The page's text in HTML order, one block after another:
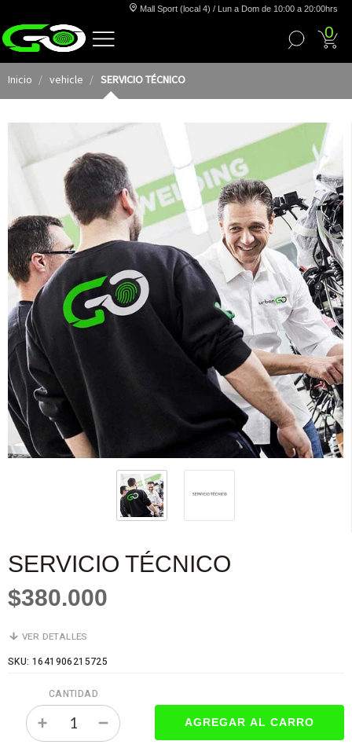
Mall Sport (local 4) / Lun a Dom de 10:00 a 20:00hrs
0
Inicio vehicle SERVICIO TÉCNICO
SERVICIO TÉCNICO
$380.000
VER DETALLES
SKU: 1641906215725
CANTIDAD